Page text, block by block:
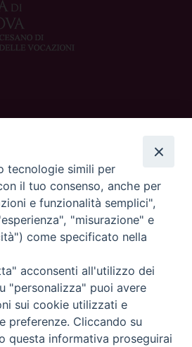
com
Padova
com
tecnologie simili per
il tuo consenso, anche per
e funzionalità semplici",
"misurazione" e
come specificato nella
acconsenti all'utilizzo dei
"personalizza" puoi avere
sui cookie utilizzati e
preferenze. Cliccando su
questa informativa proseguirai